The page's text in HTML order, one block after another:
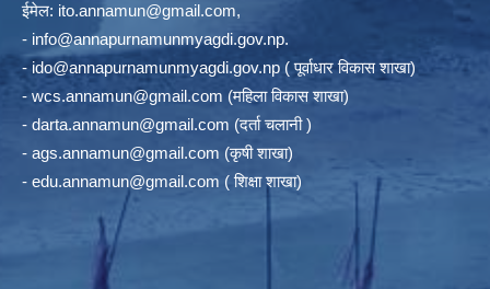
ईमेल: ito.annamun@gmail.com,
- info@annapurnamunmyagdi.gov.np.
- ido@annapurnamunmyagdi.gov.np ( पूर्वाधार विकास शाखा)
- wcs.annamun@gmail.com (महिला विकास शाखा)
- darta.annamun@gmail.com (दर्ता चलानी )
- ags.annamun@gmail.com (कृषी शाखा)
- edu.annamun@gmail.com ( शिक्षा शाखा)